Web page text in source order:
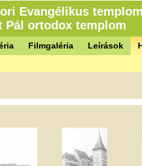
Evangélikus
Pál ortodox templom
Filmgaléria Leírások